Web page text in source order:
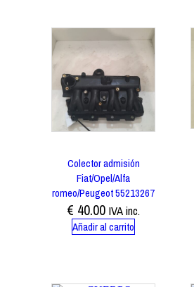
Colector admisión
Fiat/Opel/Alfa
romeo/Peugeot 55213267
€ 40.00 IVA inc.
Añadir al carrito